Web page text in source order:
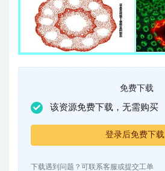
免费下载
该资源免费下载，无需购买
登录后免费下载
下载遇到问题？可联系客服或提交工单